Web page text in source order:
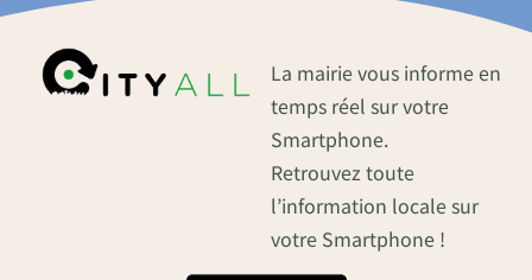
La mairie vous informe en
temps réel sur votre
Smartphone.
Retrouvez toute
l’information locale sur
votre Smartphone !